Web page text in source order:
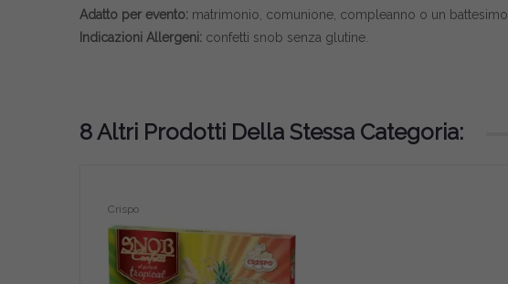
Adatto per evento: matrimonio, comunione, compleanno o un battesimo.
Indicazioni Allergeni: confetti snob senza glutine.
8 Altri Prodotti Della Stessa Categoria:
Crispo